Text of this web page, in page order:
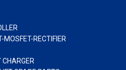
MOSFET-RECTIFIER